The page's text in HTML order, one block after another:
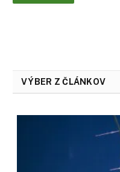
VÝBER Z ČLÁNKOV